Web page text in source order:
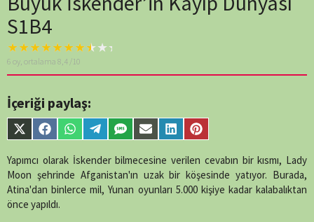
S1B4
Warning: A non-
numeric value
/home/belges/public_html/belgeselsemo/wp-
content/themes/muvipro/template-
parts/content-
single-
line89
6 oy, ortalama 8,4 /10
İçeriği paylaş:
Share
on
X
(Twitter)
Share
on
Facebook
Share
on
WhatsApp
Share
on
Telegram
Share
on
SMS
Share
on
Email
Share
on
LinkedIn
Share
on
Pinterest
Yapımcı olarak İskender bilmecesine verilen cevabın bir kısmı, Lady
Moon şehrinde Afganistan'ın uzak bir köşesinde yatıyor. Burada,
Atina'dan binlerce mil, Yunan oyunları 5.000 kişiye kadar kalabalıktan
önce yapıldı.